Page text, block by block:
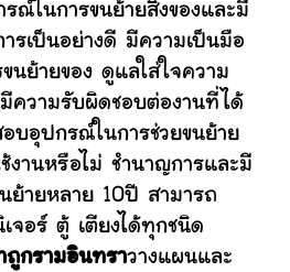
ณ์ในการขนย้ายสิ่งของและมี
ารเป็นอย่างดี มีความเป็นมือ
นย้ายของ ดูแลใส่ใจความ
ความรับผิดชอบต่องานที่ได้
บอุปกรณ์ในการช่วยขนย้าย
งานหรือไม่ ชำนาญการและมี
ย้ายหลาย 10ปี สามารถ
จอร์ ตู้ เตียงได้ทุกชนิด
ถูกรามอินทราวางแผนและ